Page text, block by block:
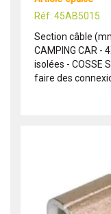
Réf: 45AB5015
Section câble
CAMPING CAR -
isolées - COSSE
faire des